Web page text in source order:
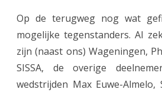
Op de terugweg nog wat
mogelijke tegenstanders. Al
zijn (naast ons) Wageningen,
SISSA, de overige
wedstrijden Max Euwe-Almelo,